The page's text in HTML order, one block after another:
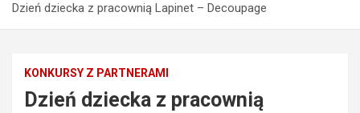
Dzień dziecka z pracownią Lapinet – Decoupage
KONKURSY Z PARTNERAMI
Dzień dziecka z pracownią